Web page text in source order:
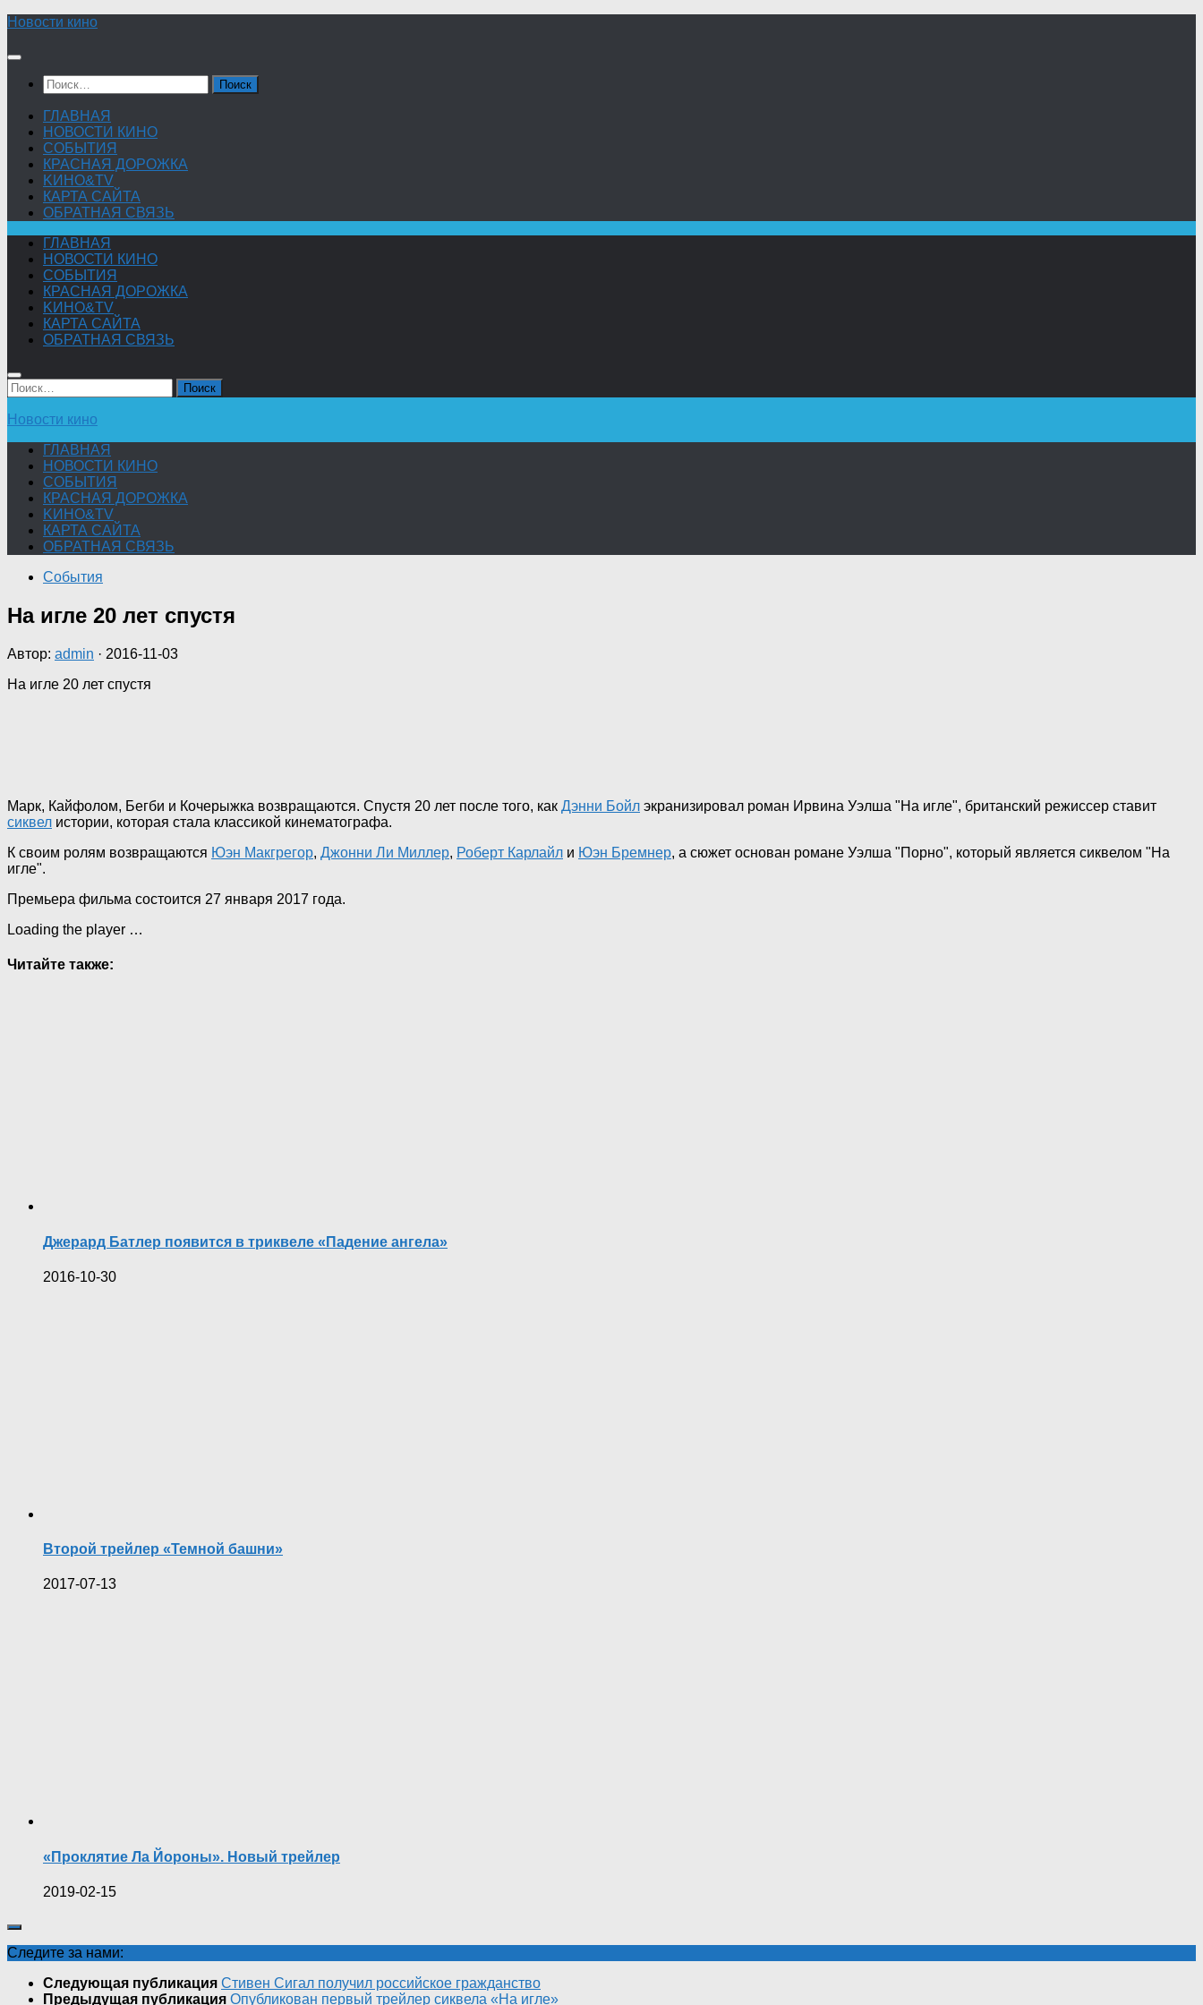
Skip
content
Новости кино
Найти:
ГЛАВНАЯ
НОВОСТИ КИНО
СОБЫТИЯ
КРАСНАЯ ДОРОЖКА
KИНО&TV
КАРТА САЙТА
ОБРАТНАЯ СВЯЗЬ
ГЛАВНАЯ
НОВОСТИ КИНО
СОБЫТИЯ
КРАСНАЯ ДОРОЖКА
KИНО&TV
КАРТА САЙТА
ОБРАТНАЯ СВЯЗЬ
Найти:
Новости кино
ГЛАВНАЯ
НОВОСТИ КИНО
СОБЫТИЯ
КРАСНАЯ ДОРОЖКА
KИНО&TV
КАРТА САЙТА
ОБРАТНАЯ СВЯЗЬ
События
На игле 20 лет спустя
Автор: admin · 2016-11-03
На игле 20 лет спустя
Марк, Кайфолом, Бегби и Кочерыжка возвращаются. Спустя 20 лет после того, как Дэнни Бойл экранизировал роман Ирвина Уэлша "На игле", британский режиссер ставит
сиквел истории, которая стала классикой кинематографа.
К своим ролям возвращаются Юэн Макгрегор, Джонни Ли Миллер, Роберт Карлайл и Юэн Бремнер, а сюжет основан романе Уэлша "Порно", который является сиквелом "На
игле".
Премьера фильма состоится 27 января 2017 года.
Loading the player …
Читайте также:
Джерард Батлер появится в триквеле «Падение ангела»
2016-10-30
Второй трейлер «Темной башни»
2017-07-13
«Проклятие Ла Йороны». Новый трейлер
2019-02-15
Следите за нами:
Следующая публикация Стивен Сигал получил российское гражданство
Предыдущая публикация Опубликован первый трейлер сиквела «На игле»